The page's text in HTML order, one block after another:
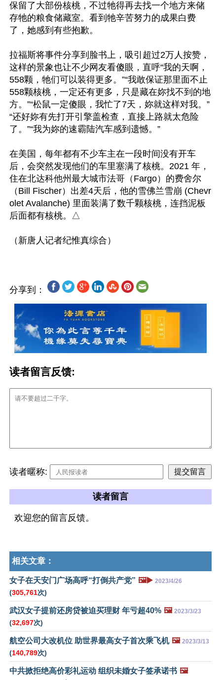
保留了大部份核桃，不过牠得再去找一个地方来储
存牠的粮食储藏室。看到牠辛苦努力的成果白费
了，她感到有些抱歉。
拉福斯将事件分享到脸书上，吸引超过2万人按赞，
这样的景象也让不少网友看傻眼，直呼“我的天啊，
558颗，牠们可以装得更多。”“我敢保证那里面不止
558颗核桃，一定还有更多，只是藏在妳找不到的地
方。”“松鼠一定傻眼，我忙了7天，妳就这样对我。”
“还好妳有先打开引擎盖检查，直接上路就太危险
了。”“我为妳的速霸陆汽车感到遗憾。”
在美国，每年都有不少车主在一段时间没有开车
后，会突然发现他们的车里塞满了核桃。2021 年，
住在北达科他州最大城市法哥（Fargo）的费舍尔
（Bill Fischer）出差4天后，他的雪佛兰雪崩 (Chevr
olet Avalanche) 里面装满了数千颗核桃，连挡泥板
后面都有核桃。△
分享到：
读者留言反馈:
读者暱称:
读者留言
欢迎您的留言反馈。
相关文章：
女子在天安门广场高呼“打倒共产党” 🖼️▶️ 2023/4/26
(305,761次)
武汉女子提前还房贷被迫买理财 年亏超40% 🖼️ 2023/3/23
(32,697次)
航空公司大改机位 助世界最高女子首次乘飞机 🖼️ 2023/3/13
(140,789次)
中共掀拒绝高价彩礼运动 组织未婚女子签承诺书 🖼️